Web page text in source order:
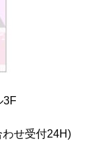
3F
わせ受付24H)